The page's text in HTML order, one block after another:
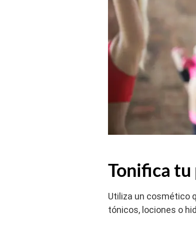
Tonifica tu
Utiliza un cosmético
tónicos, lociones o